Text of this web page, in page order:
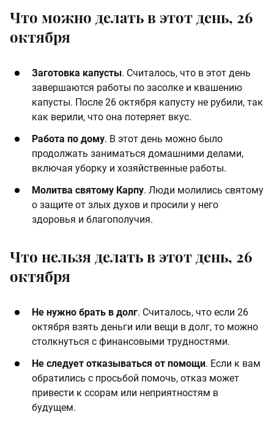
Что можно делать в этот день, 26
октября
Заготовка капусты. Считалось, что в этот день
завершаются работы по засолке и квашению
капусты. После 26 октября капусту не рубили, так
как верили, что она потеряет вкус.
Работа по дому. В этот день можно было
продолжать заниматься домашними делами,
включая уборку и хозяйственные работы.
Молитва святому Карпу. Люди молились святому
о защите от злых духов и просили у него
здоровья и благополучия.
Что нельзя делать в этот день, 26
октября
Не нужно брать в долг. Считалось, что если 26
октября взять деньги или вещи в долг, то можно
столкнуться с финансовыми трудностями.
Не следует отказываться от помощи. Если к вам
обратились с просьбой помочь, отказ может
привести к ссорам или неприятностям в
будущем.